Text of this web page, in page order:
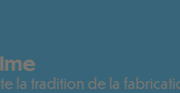
la tradition de la